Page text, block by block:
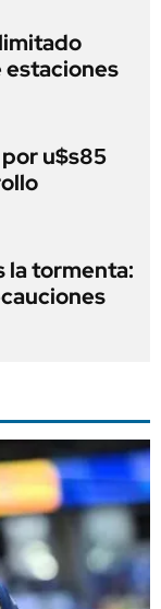
estaciones
u$s85
la tormenta: